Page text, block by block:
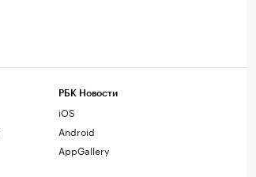
РБК Новости
iOS
Android
AppGallery